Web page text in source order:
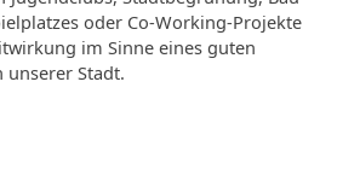
oder Co-Working-Projekte
im Sinne eines guten
unserer Stadt.